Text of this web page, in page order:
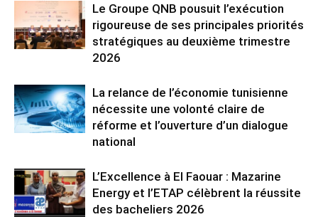
Le Groupe QNB pousuit l’exécution
rigoureuse de ses principales priorités
stratégiques au deuxième trimestre
2026
La relance de l’économie tunisienne
nécessite une volonté claire de
réforme et l’ouverture d’un dialogue
national
L’Excellence à El Faouar : Mazarine
Energy et l’ETAP célèbrent la réussite
des bacheliers 2026